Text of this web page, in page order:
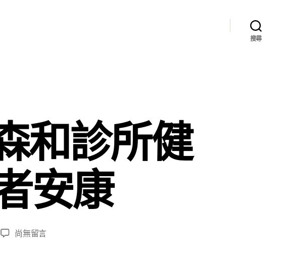
搜尋
和診所健
安康
在
尚無留言